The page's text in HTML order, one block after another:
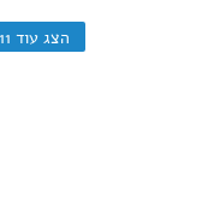
הצג עוד 11 תגובות